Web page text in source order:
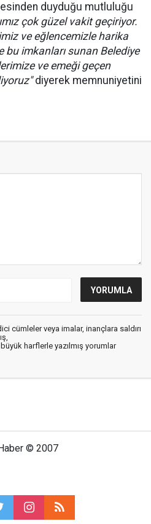
duyduğu mutluluğu
çok güzel vakit geçiriyor.
ve eğlencemizle harika
bu imkanları sunan Belediye
ve emeği geçen
diyerek memnuniyetini
cümleler veya imalar, inançlara saldırı
harflerle yazılmış yorumlar
© 2007